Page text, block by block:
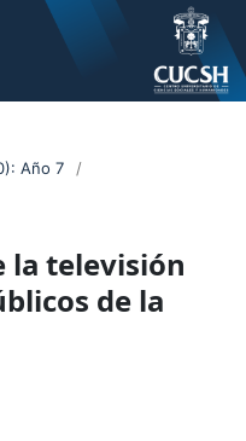
Año 7
/
la televisión
de la